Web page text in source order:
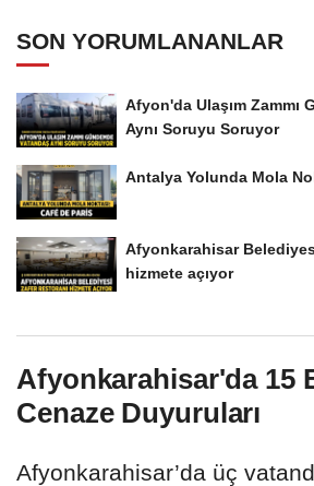
SON YORUMLANANLAR
Afyon'da Ulaşım Zammı
Aynı Soruyu Soruyor
Antalya Yolunda Mola
Afyonkarahisar
hizmete açıyor
Afyonkarahisar'da 15
Cenaze Duyuruları
Afyonkarahisar’da üç